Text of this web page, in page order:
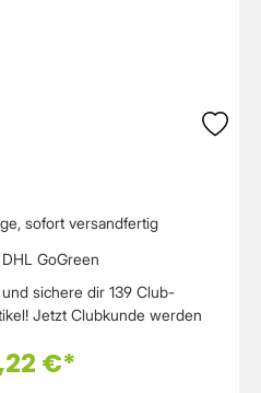
sofort versandfertig
GoGreen
sichere dir 139 Club-
Jetzt Clubkunde werden
€*